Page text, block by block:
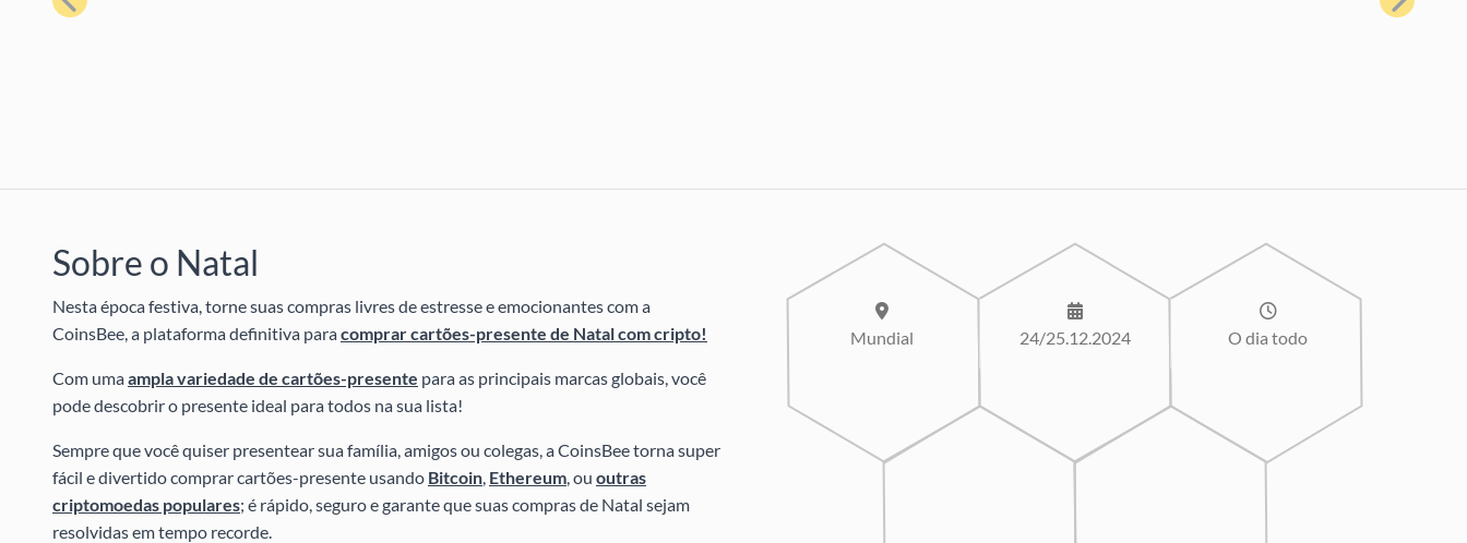
Anterior Próximo
Sobre o Natal
Nesta época festiva, torne suas compras livres de estresse e emocionantes com a
CoinsBee, a plataforma definitiva paracomprar cartões-presente de Natal com cripto!
Com umaampla variedade de cartões-presente para as principais marcas globais, você
pode descobrir o presente ideal para todos na sua lista!
Sempre que você quiser presentear sua família, amigos ou colegas, a CoinsBee torna super
fácil e divertido comprar cartões-presente usando Bitcoin, Ethereum, ou outras
criptomoedas populares; é rápido, seguro e garante que suas compras de Natal sejam
resolvidas em tempo recorde.
Mundial 24/25.12.2024 O dia todo